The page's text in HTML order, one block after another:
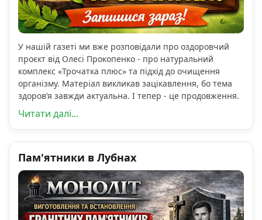
У нашій газеті ми вже розповідали про оздоровчий
проєкт від Олесі Прокопенко - про натуральний
комплекс «Трочатка плюс» та підхід до очищення
організму. Матеріал викликав зацікавлення, бо тема
здоров’я завжди актуальна. І тепер - це продовження.
Читати далі...
Пам'ятники в Лубнах